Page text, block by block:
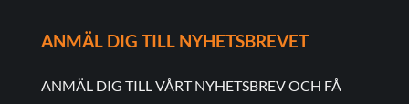
ANMÄL DIG TILL NYHETSBREVET
ANMÄL DIG TILL VÅRT NYHETSBREV OCH FÅ